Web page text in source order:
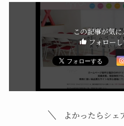
この記事が気
フォローし
よかったらシェ